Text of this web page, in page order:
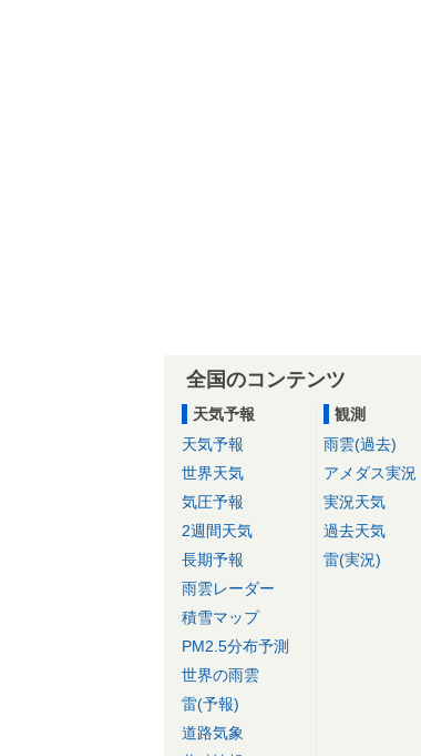
全国のコンテンツ
天気予報
天気予報
世界天気
気圧予報
2週間天気
長期予報
雨雲レーダー
積雪マップ
PM2.5分布予測
世界の雨雲
雷(予報)
道路気象
観測
雨雲(過去)
アメダス実況
実況天気
過去天気
雷(実況)